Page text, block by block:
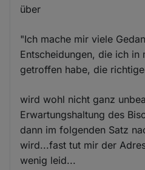
über
"Ich mache mir viele
Entscheidungen, die ich in
getroffen habe, die
wird wohl nicht ganz
Erwartungshaltung des
dann im folgenden Satz
wird...fast tut mir der
wenig leid...